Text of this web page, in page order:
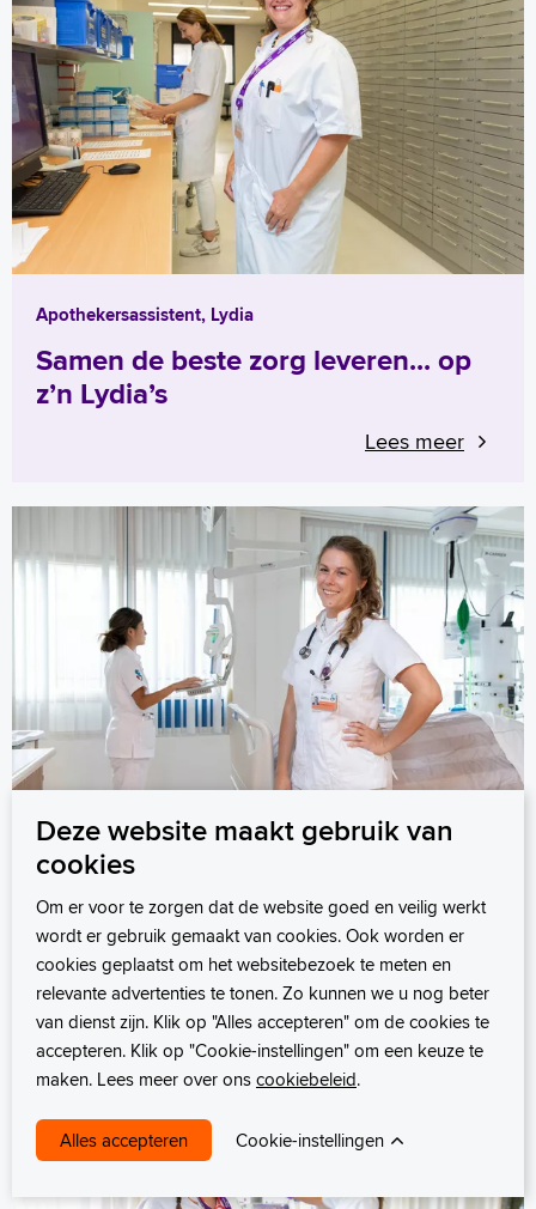
Apothekersassistent, Lydia
Samen de beste zorg leveren... op
z’n Lydia’s
Lees meer
De beste zorg bieden... op z’n
Kasia’s
Lees meer
Deze website maakt gebruik van
cookies
Om er voor te zorgen dat de website goed en veilig werkt
wordt er gebruik gemaakt van cookies. Ook worden er
cookies geplaatst om het websitebezoek te meten en
relevante advertenties te tonen. Zo kunnen we u nog beter
van dienst zijn. Klik op "Alles accepteren" om de cookies te
accepteren. Klik op "Cookie-instellingen" om een keuze te
maken. Lees meer over onscookiebeleid.
Cookie-instellingen